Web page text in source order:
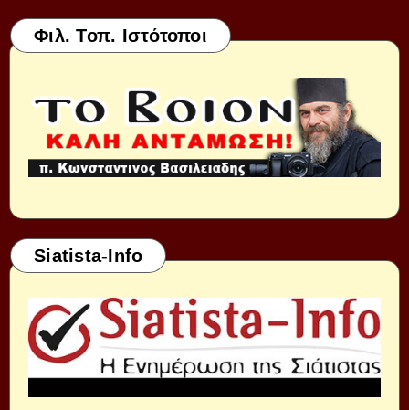
Φιλ. Τοπ. Ιστότοποι
Siatista-Info